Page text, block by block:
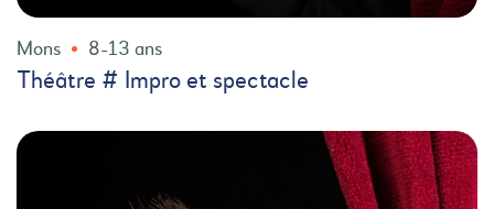
Mons 8-13 ans
Théâtre # Impro et spectacle